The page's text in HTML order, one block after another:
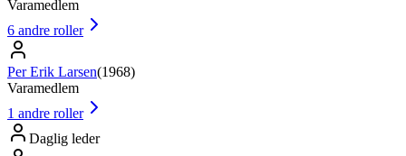
Varamedlem
6 andre roller
Per Erik Larsen(1968)
Varamedlem
1 andre roller
Daglig leder